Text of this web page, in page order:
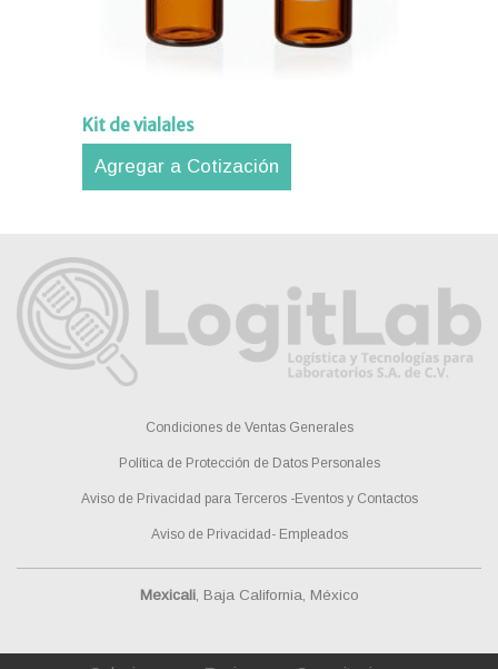
Kit de vialales
Agregar a Cotización
Condiciones de Ventas Generales
Política de Protección de Datos Personales
Aviso de Privacidad para Terceros -Eventos y Contactos
Aviso de Privacidad- Empleados
Mexicali, Baja California, México